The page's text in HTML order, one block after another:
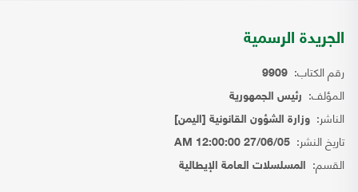
الجريدة الرسمية
رقم الكتاب: 9909
المؤلف: رئيس الجمهورية
الناشر: وزارة الشؤون القانونية [اليمن]
تاريخ النشر: 27/06/05 12:00:00 AM
القسم: المسلسلات العامة الإيطالية